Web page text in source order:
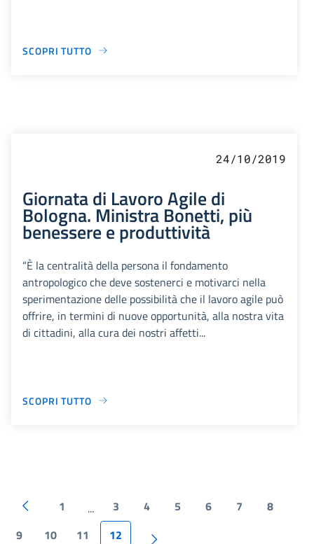
SCOPRI TUTTO
24/10/2019
Giornata di Lavoro Agile di
Bologna. Ministra Bonetti, più
benessere e produttività
“È la centralità della persona il fondamento
antropologico che deve sostenerci e motivarci nella
sperimentazione delle possibilità che il lavoro agile può
offrire, in termini di nuove opportunità, alla nostra vita
di cittadini, alla cura dei nostri affetti...
SCOPRI TUTTO
1 ... 3 4 5 6 7
8
9
10 11 12